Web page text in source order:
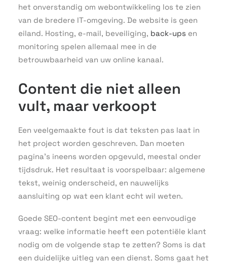
het onverstandig om webontwikkeling los te zien
van de bredere IT-omgeving. De website is geen
eiland. Hosting, e-mail, beveiliging, back-ups en
monitoring spelen allemaal mee in de
betrouwbaarheid van uw online kanaal.
Content die niet alleen
vult, maar verkoopt
Een veelgemaakte fout is dat teksten pas laat in
het project worden geschreven. Dan moeten
pagina’s ineens worden opgevuld, meestal onder
tijdsdruk. Het resultaat is voorspelbaar: algemene
tekst, weinig onderscheid, en nauwelijks
aansluiting op wat een klant echt wil weten.
Goede SEO-content begint met een eenvoudige
vraag: welke informatie heeft een potentiële klant
nodig om de volgende stap te zetten? Soms is dat
een duidelijke uitleg van een dienst. Soms gaat het